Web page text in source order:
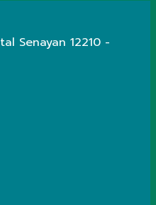
Senayan 12210 -